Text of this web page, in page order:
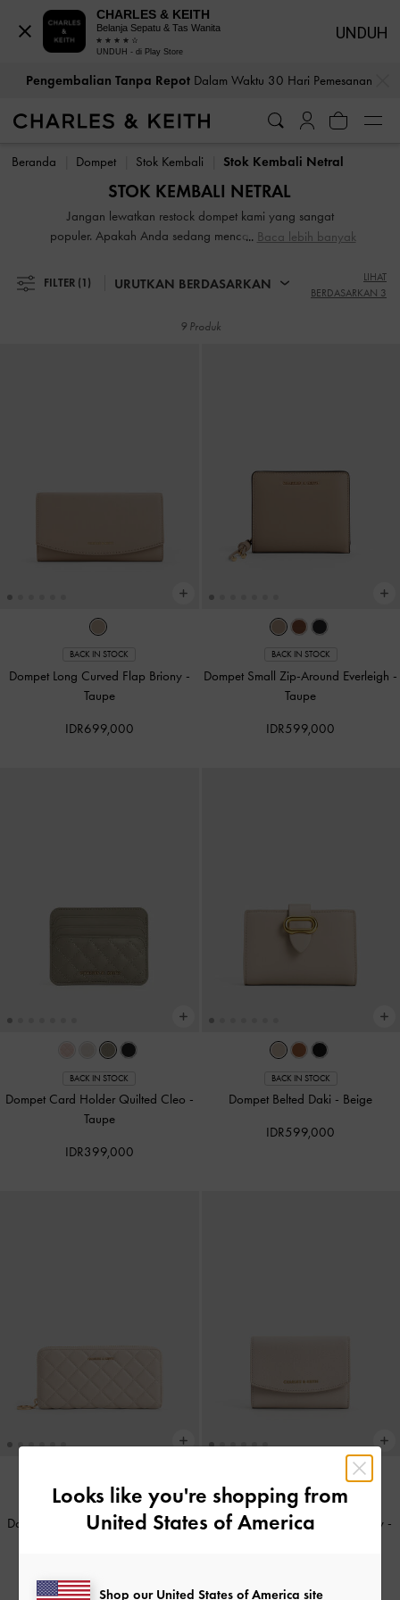
Pengembalian Tanpa RepotDalam Waktu 30 Hari Pemesanan
Pengembalian Tanpa RepotDalam Waktu 30 Hari Pemesanan
Beranda
Dompet Stok Kembali Stok Kembali Netral
STOK KEMBALI NETRAL
Jangan lewatkan restock dompet kami yang sangat
populer. Apakah Anda sedang mencari card holder yang
sebagai tas micro, Anda akan menemukan gaya baru
Anda di antara jajaran terlaris kami ini. Beli sekarang
Baca lebih banyak
FILTER (1) URUTKAN BERDASARKAN
LIHAT
BERDASARKAN 3
9 Produk
BACK IN STOCK
Dompet Long Curved Flap Briony -
Taupe
IDR699,000
BACK IN STOCK
Dompet Small Zip-Around Everleigh -
Taupe
IDR599,000
BACK IN STOCK
Dompet Card Holder Quilted Cleo -
Taupe
IDR399,000
BACK IN STOCK
Dompet Belted Daki - Beige
IDR599,000
BACK IN STOCK
Dompet Panjang Quilted Cressida-
BACK IN STOCK
Dompet Front Flap Curved Briony -
CHARLES & KEITH
Belanja Sepatu & Tas Wanita
UNDUH - di Play Store
UNDUH
Looks like you're shopping from
United States of America
Shop our United States of America site